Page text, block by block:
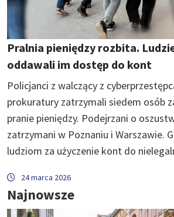
Pralnia pieniędzy rozbita.
oddawali im dostęp do kont
Policjanci z walczący z
prokuratury zatrzymali siedem osób
pranie pieniędzy. Podejrzani o
zatrzymani w Poznaniu i Warszawie.
ludziom za użyczenie kont do
24 marca 2026
Najnowsze